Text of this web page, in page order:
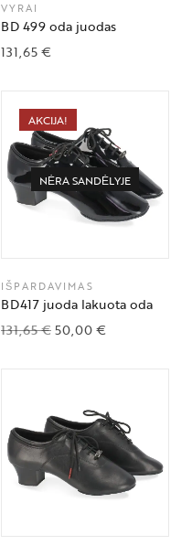
VYRAI
BD 499 oda juodas
131,65€
AKCIJA!
NĖRA SANDĖLYJE
IŠPARDAVIMAS
BD417 juoda lakuota oda
131,65€50,00€